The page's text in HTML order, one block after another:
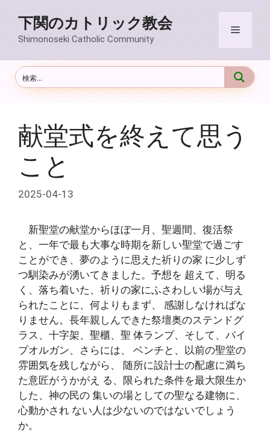
下関のカトリック教会
Shimonoseki Catholic Community
メ
ニ
ー
献堂式を終えて思う
こと
2025-04-13
新聖堂の献堂からほぼ一月、聖週間、復活祭
と、一年で最も大事な時期を新しい聖堂で過ごす
ことができ、夢のように思えた祈りの家 に少しず
つ馴染みが湧いてきました。予想を 超えて、明る
く、落ち着いた、祈りの家にふさわしい場が与え
られたことに、何よりもまず、 感謝しなければな
りません。長年親しんできた祭壇奥のステンドグ
ラス、十字架、聖櫃、聖 体ランプ、そして、パイ
プオルガン、さらには、 ベンチと、以前の聖堂の
雰囲気を残しながら、 随所に設計士の配慮に満ち
た意匠がうかがえ る、限られた条件を最大限生か
した、神の民の 集いの場としての聖なる建物に、
心動かされ ない人は少ないのではないでしょう
か。